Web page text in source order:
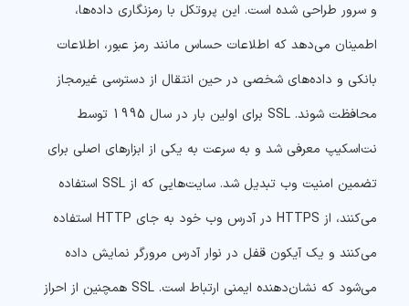
و سرور طراحی شده است. این پروتکل با رمزنگاری داده‌ها،
اطمینان می‌دهد که اطلاعات حساس مانند رمز عبور، اطلاعات
بانکی و داده‌های شخصی در حین انتقال از دسترسی غیرمجاز
محافظت شوند. SSL برای اولین بار در سال 1995 توسط
نت‌اسکیپ معرفی شد و به سرعت به یکی از ابزارهای اصلی برای
تضمین امنیت وب تبدیل شد. سایت‌هایی که از SSL استفاده
می‌کنند، از HTTPS در آدرس وب خود به جای HTTP استفاده
می‌کنند و یک آیکون قفل در نوار آدرس مرورگر نمایش داده
می‌شود که نشان‌دهنده ایمنی ارتباط است. SSL همچنین از احراز